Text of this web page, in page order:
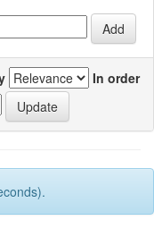
In order